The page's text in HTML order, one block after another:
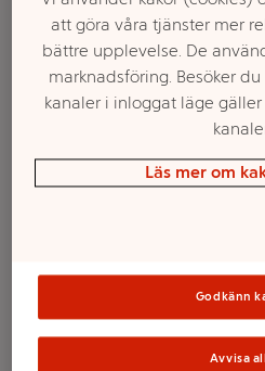
Mer info
att göra våra tjänster mer
bättre upplevelse. De
marknadsföring. Besöker
kanaler i inloggat läge
Läs mer om
Godkänn
Avvisa